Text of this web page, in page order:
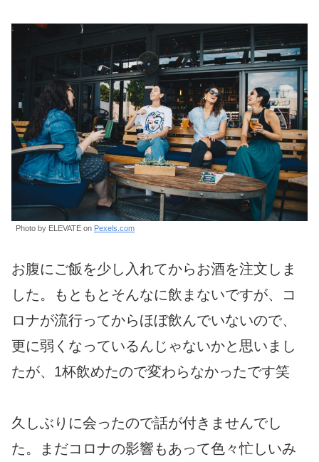
Photo by ELEVATE on Pexels.com
お腹にご飯を少し入れてからお酒を注文しま
した。もともとそんなに飲まないですが、コ
ロナが流行ってからほぼ飲んでいないので、
更に弱くなっているんじゃないかと思いまし
たが、1杯飲めたので変わらなかったです笑
久しぶりに会ったので話が付きませんでし
た。まだコロナの影響もあって色々忙しいみ